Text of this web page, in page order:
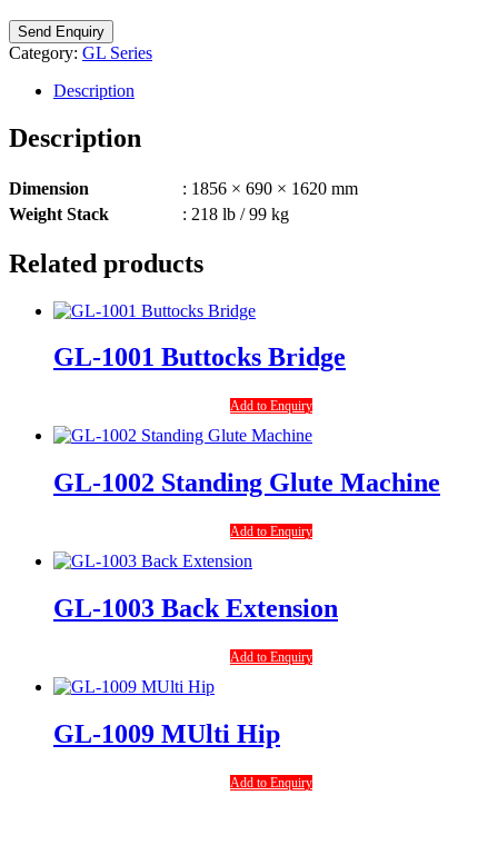
Send Enquiry
Category: GL Series
Description
Description
Dimension
: 1856 × 690 × 1620 mm
Weight Stack
: 218 lb / 99 kg
Related products
GL-1001 Buttocks Bridge
Add to Enquiry
GL-1002 Standing Glute Machine
Add to Enquiry
GL-1003 Back Extension
Add to Enquiry
GL-1009 MUlti Hip
Add to Enquiry